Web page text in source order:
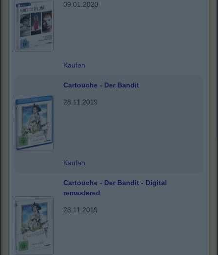
09.01.2020
Kaufen
Cartouche - Der Bandit
28.11.2019
Kaufen
Cartouche - Der Bandit - Digital
remastered
28.11.2019